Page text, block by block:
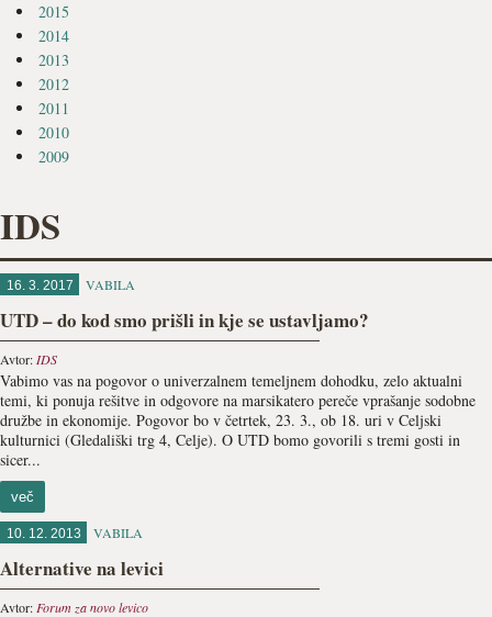
2015
2014
2013
2012
2011
2010
2009
IDS
16. 3. 2017 VABILA
UTD – do kod smo prišli in kje se ustavljamo?
Avtor: IDS
Vabimo vas na pogovor o univerzalnem temeljnem dohodku, zelo aktualni
temi, ki ponuja rešitve in odgovore na marsikatero pereče vprašanje sodobne
družbe in ekonomije. Pogovor bo v četrtek, 23. 3., ob 18. uri v Celjski
kulturnici (Gledališki trg 4, Celje). O UTD bomo govorili s tremi gosti in
sicer...
več
10. 12. 2013 VABILA
Alternative na levici
Avtor: Forum za novo levico